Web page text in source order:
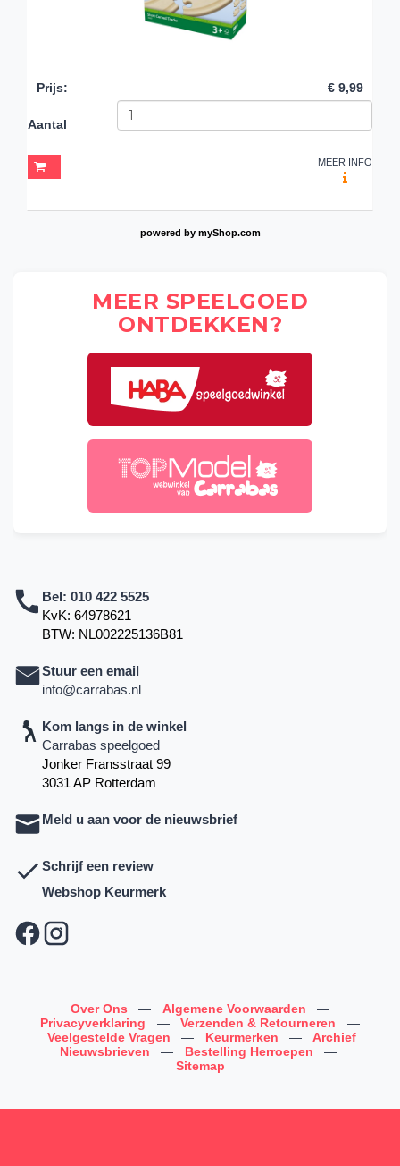
Prijs: € 9,99
Aantal
MEER INFO
powered by myShop.com
MEER SPEELGOED
ONTDEKKEN?
Bel: 010 422 5525
KvK: 64978621
BTW: NL002225136B81
Stuur een email
info@carrabas.nl
Kom langs in de winkel
Carrabas speelgoed
Jonker Fransstraat 99
3031 AP Rotterdam
Meld u aan voor de nieuwsbrief
Schrijf een review
Webshop Keurmerk
Over Ons — Algemene Voorwaarden
—
Privacyverklaring
— Verzenden & Retourneren
—
Veelgestelde Vragen
— Keurmerken —
Archief
Nieuwsbrieven
— Bestelling Herroepen
—
Sitemap